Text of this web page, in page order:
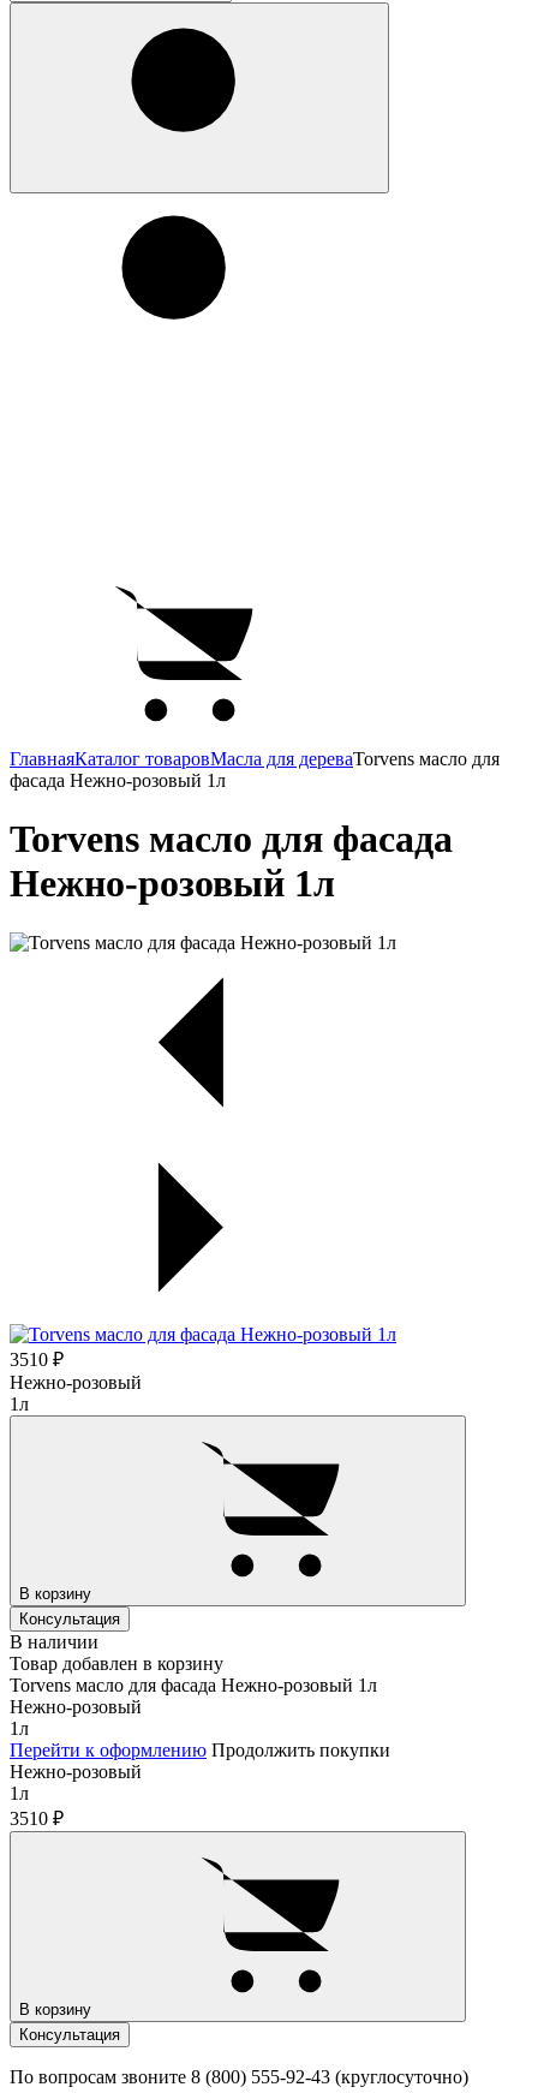
ГлавнаяКаталог товаровМасла для дереваTorvens масло для
фасада Нежно-розовый 1л
Torvens масло для фасада
Нежно-розовый 1л
3510 ₽
Нежно-розовый
1л
В корзину
Консультация
В наличии
Товар добавлен в корзину
Torvens масло для фасада Нежно-розовый 1л
Нежно-розовый
1л
Перейти к оформлению Продолжить покупки
Нежно-розовый
1л
3510 ₽
В корзину
Консультация
По вопросам звоните 8 (800) 555-92-43 (круглосуточно)